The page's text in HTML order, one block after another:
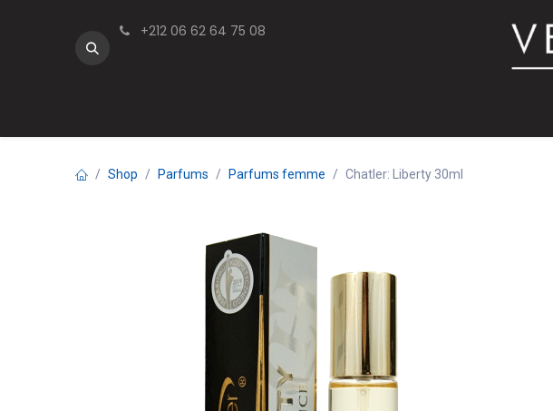
+212 06 62 64 75 08
Shop Parfums Parfums femme Chatler: Liberty 30ml